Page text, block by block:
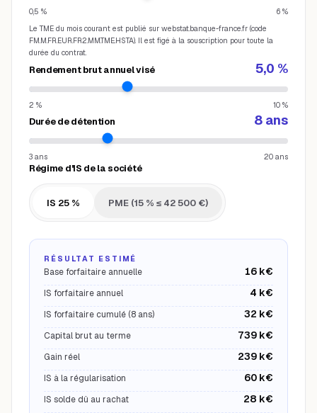
0,5 %
6 %
Le TME du mois courant est publié sur webstat.banque-france.fr (code
FM.M.FR.EUR.FR2.MM.TME.HSTA). Il est figé à la souscription pour toute la
durée du contrat.
Rendement brut annuel visé 5,0 %
2 % 10 %
Durée de détention 8 ans
3 ans 20 ans
Régime d'IS de la société
IS 25 % PME (15 % ≤ 42 500 €)
RÉSULTAT ESTIMÉ
Base forfaitaire annuelle 16 k€
IS forfaitaire annuel 4 k€
IS forfaitaire cumulé (8 ans) 32 k€
Capital brut au terme 739 k€
Gain réel 239 k€
IS à la régularisation 60 k€
IS solde dû au rachat 28 k€